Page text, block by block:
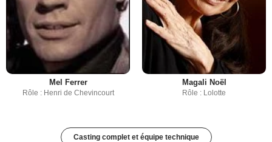
Mel Ferrer
Rôle : Henri de Chevincourt
Magali Noël
Rôle : Lolotte
Casting complet et équipe technique